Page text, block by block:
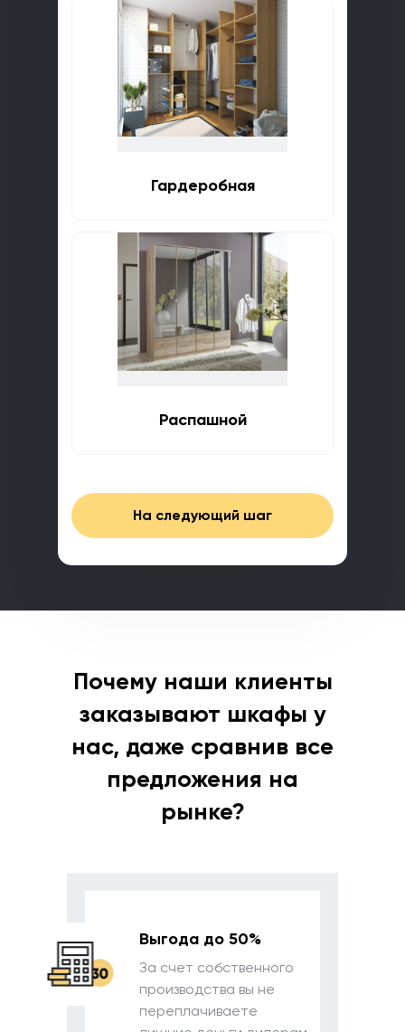
Гардеробная
Распашной
На следующий шаг
Почему наши клиенты
заказывают шкафы у
нас, даже сравнив все
предложения на
рынке?
Выгода до 50%
За счет собственного
производства вы не
переплачиваете